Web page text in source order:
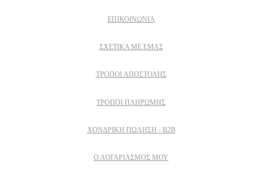
ΕΠΙΚΟΙΝΩΝΙΑ
ΣΧΕΤΙΚΆ ΜΕ ΕΜΆΣ
ΤΡΌΠΟΙ ΑΠΟΣΤΟΛΉΣ
ΤΡΌΠΟΙ ΠΛΗΡΩΜΉΣ
ΧΟΝΔΡΙΚΉ ΠΏΛΗΣΗ - B2B
Ο ΛΟΓΑΡΙΑΣΜΟΣ ΜΟΥ